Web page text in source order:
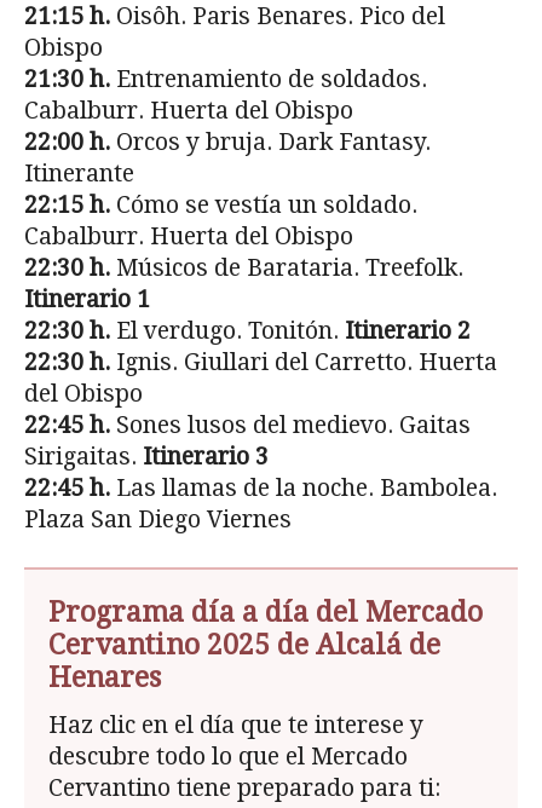
21:15 h. Oisôh. Paris Benares. Pico del
Obispo
21:30 h. Entrenamiento de soldados.
Cabalburr. Huerta del Obispo
22:00 h. Orcos y bruja. Dark Fantasy.
Itinerante
22:15 h. Cómo se vestía un soldado.
Cabalburr. Huerta del Obispo
22:30 h. Músicos de Barataria. Treefolk.
Itinerario 1
22:30 h. El verdugo. Tonitón. Itinerario 2
22:30 h. Ignis. Giullari del Carretto. Huerta
del Obispo
22:45 h. Sones lusos del medievo. Gaitas
Sirigaitas. Itinerario 3
22:45 h. Las llamas de la noche. Bambolea.
Plaza San Diego Viernes
Programa día a día del Mercado
Cervantino 2025 de Alcalá de
Henares
Haz clic en el día que te interese y
descubre todo lo que el Mercado
Cervantino tiene preparado para ti: